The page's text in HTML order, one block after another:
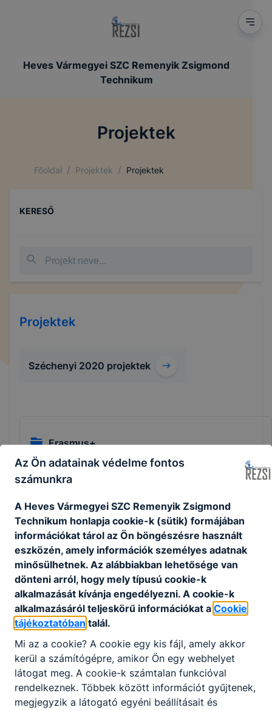
Heves Vármegyei SZC Remenyik Zsigmond
Technikum
Projektek
Főoldal / Projektek / Projektek
KERESŐ
Projektek
Széchenyi 2020 projektek
Erasmus+
#erasmus
Erasmus+ szakmai és kulturális élmények
Görögországban '26
A Heves Vármegyei SZC Remenyik Zsigmond Technikum
tanulói egy kéthetes Erasmus+ szakmai mobilitási program
keretében Görögországban, Palatamon térségében
bővíthették szakmai tudásukat, miközben számos
kulturális és közösségi élménnyel gazdagodtak.
Bővebben a projektről
Az Ön adatainak védelme fontos
számunkra
A Heves Vármegyei SZC Remenyik Zsigmond
Technikum honlapja cookie-k (sütik) formájában
információkat tárol az Ön böngészésre használt
eszközén, amely információk személyes adatnak
minősülhetnek. Az alábbiakban lehetősége van
dönteni arról, hogy mely típusú cookie-k
alkalmazását kívánja engedélyezni. A cookie-k
alkalmazásáról teljeskörű információkat a Cookie
tájékoztatóban talál.
Mi az a cookie? A cookie egy kis fájl, amely akkor
kerül a számítógépre, amikor Ön egy webhelyet
látogat meg. A cookie-k számtalan funkcióval
rendelkeznek. Többek között információt gyűjtenek,
megjegyzik a látogató egyéni beállításait és